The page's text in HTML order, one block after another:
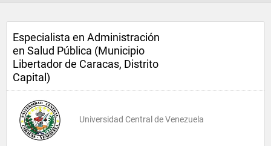
Especialista en Administración
en Salud Pública (Municipio
Libertador de Caracas, Distrito
Capital)
Universidad Central de Venezuela